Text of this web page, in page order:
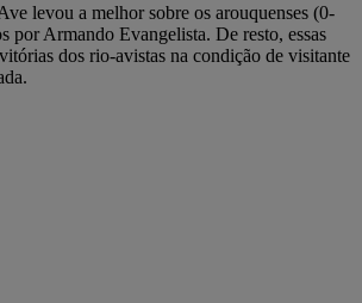
levou a melhor sobre os arouquenses (0-
por Armando Evangelista. De resto, essas
dos rio-avistas na condição de visitante